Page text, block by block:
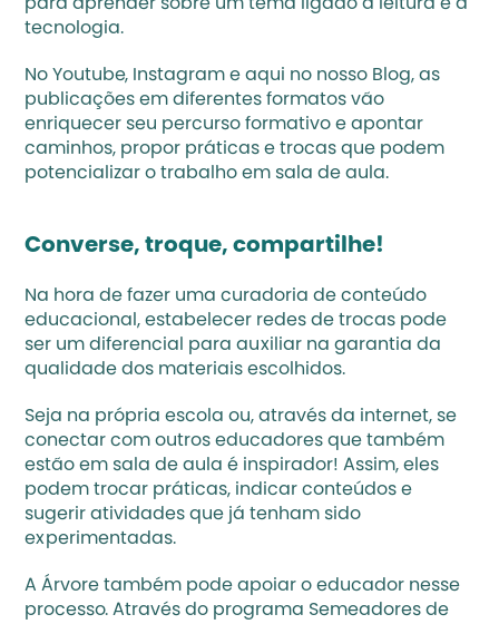
para aprender sobre um tema ligado à leitura e à
tecnologia.
No Youtube, Instagram e aqui no nosso Blog, as
publicações em diferentes formatos vão
enriquecer seu percurso formativo e apontar
caminhos, propor práticas e trocas que podem
potencializar o trabalho em sala de aula.
Converse, troque, compartilhe!
Na hora de fazer uma curadoria de conteúdo
educacional, estabelecer redes de trocas pode
ser um diferencial para auxiliar na garantia da
qualidade dos materiais escolhidos.
Seja na própria escola ou, através da internet, se
conectar com outros educadores que também
estão em sala de aula é inspirador! Assim, eles
podem trocar práticas, indicar conteúdos e
sugerir atividades que já tenham sido
experimentadas.
A Árvore também pode apoiar o educador nesse
processo. Através do programa Semeadores de